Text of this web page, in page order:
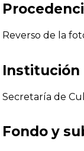
Reverso de la
Institución
Secretaría de
Fondo y